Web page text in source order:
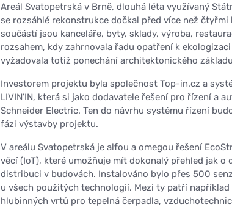
Areál Svatopetrská v Brně, dlouhá léta využívaný
se rozsáhlé rekonstrukce dočkal před více než
součástí jsou kanceláře, byty, sklady, výroba,
rozsahem, kdy zahrnovala řadu opatření k
vyžadovala totiž ponechání architektonického
Investorem projektu byla společnost Top-in.cz a
LIVIN’IN, která si jako dodavatele řešení pro řízení a
Schneider Electric. Ten do návrhu systému řízení
fázi výstavby projektu.
V areálu Svatopetrská je alfou a omegou řešení
věcí (IoT), které umožňuje mít dokonalý přehled jak o
distribuci v budovách. Instalováno bylo přes 500
u všech použitých technologií. Mezi ty patří
hlubinných vrtů pro tepelná čerpadla,